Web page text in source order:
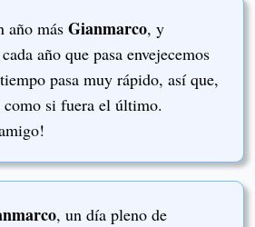
año más Gianmarco, y
año que pasa envejecemos
pasa muy rápido, así que,
como si fuera el último.
, un día pleno de